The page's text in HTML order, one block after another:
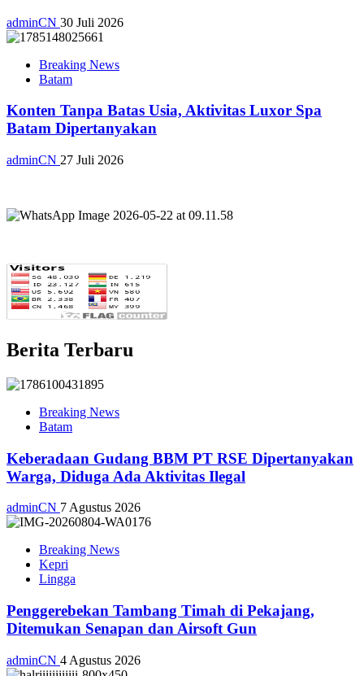
adminCN 30 Juli 2026
Breaking News
Batam
Konten Tanpa Batas Usia, Aktivitas Luxor Spa
Batam Dipertanyakan
adminCN 27 Juli 2026
Berita Terbaru
Breaking News
Batam
Keberadaan Gudang BBM PT RSE Dipertanyakan
Warga, Diduga Ada Aktivitas Ilegal
adminCN 7 Agustus 2026
Breaking News
Kepri
Lingga
Penggerebekan Tambang Timah di Pekajang,
Ditemukan Senapan dan Airsoft Gun
adminCN 4 Agustus 2026